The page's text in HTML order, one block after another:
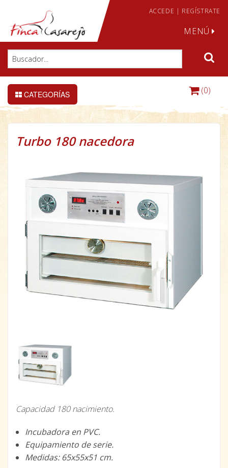
ACCEDE | REGÍSTRATE
MENÚ
CATEGORÍAS (0)
Turbo 180 nacedora
Capacidad 180 nacimiento.
Incubadora en PVC.
Equipamiento de serie.
Medidas: 65x55x51 cm.